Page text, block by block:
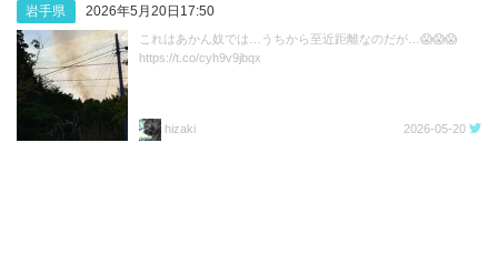
岩手県 2026年5月20日17:50
これはあかん奴では…うちから至近距離なのだが…😱😱😱
https://t.co/cyh9v9jbqx
hizaki 2026-05-20